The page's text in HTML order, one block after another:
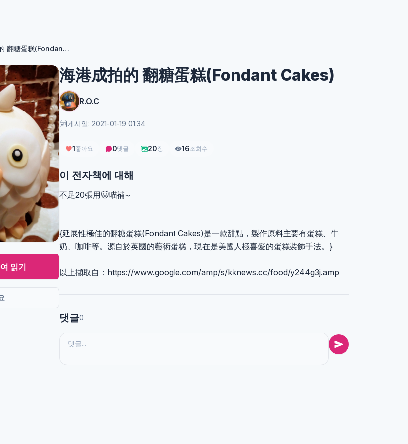
海港成拍的 翻糖蛋糕(Fondant Cakes)
읽기
海港成拍的 翻糖蛋糕(Fondant Cakes)
R.O.C
게시일: 2021-01-19 01:34
1좋아요 0댓글 20장 16조회수
이 전자책에 대해
不足20張用🐱喵補~
{延展性極佳的翻糖蛋糕(Fondant Cakes)是一款甜點，製作原料主要有蛋糕、牛
奶、咖啡等。源自於英國的藝術蛋糕，現在是美國人極喜愛的蛋糕裝飾手法。}
以上擷取自：https://www.google.com/amp/s/kknews.cc/food/y244g3j.amp
댓글0